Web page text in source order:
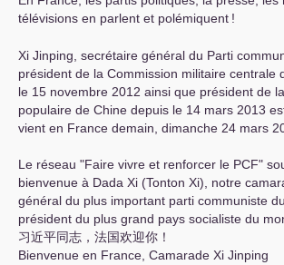
télévisions en parlent et polémiquent !
Xi Jinping, secrétaire général du Parti
président de la Commission militaire centrale
le 15 novembre 2012 ainsi que président de
populaire de Chine depuis le 14 mars 2013
vient en France demain, dimanche 24 mars
Le réseau "Faire vivre et renforcer le PCF"
bienvenue à Dada Xi (Tonton Xi), notre
général du plus important parti communiste
président du plus grand pays socialiste du
习近平同志，法国欢迎你！
Bienvenue en France, Camarade Xi Jinping